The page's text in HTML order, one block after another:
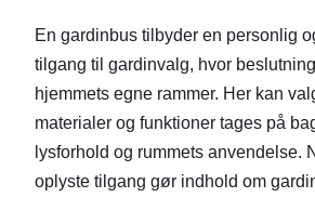
En gardinbus tilbyder en personlig
tilgang til gardinvalg, hvor
hjemmets egne rammer. Her kan
materialer og funktioner tages på
lysforhold og rummets anvendelse.
oplyste tilgang gør indhold om